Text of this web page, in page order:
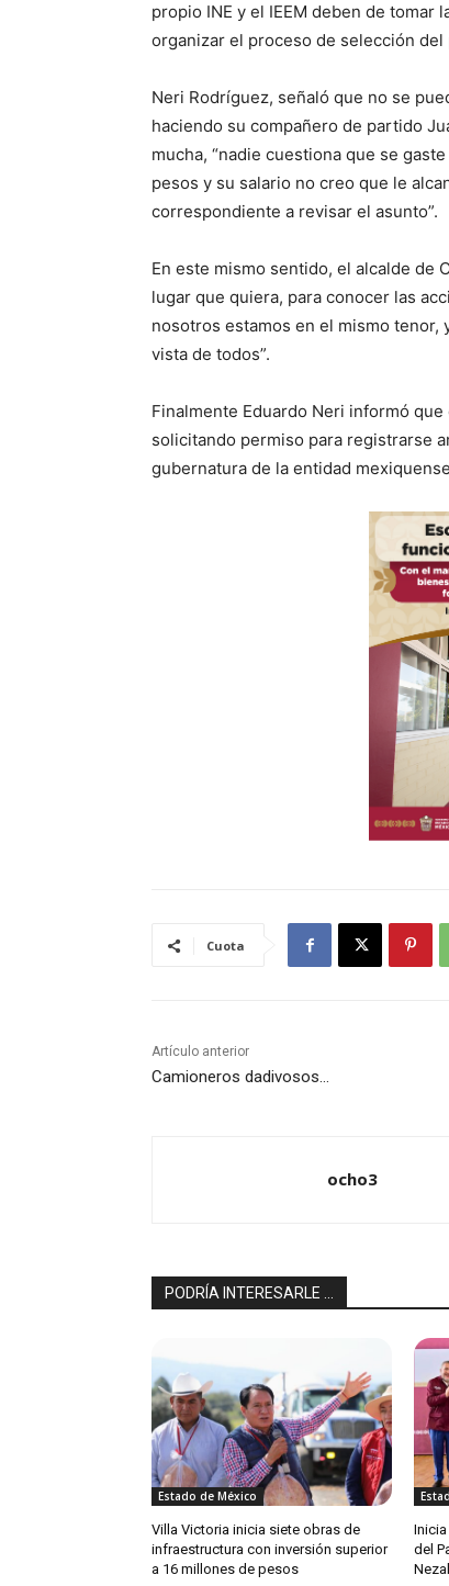
propio INE y el IEEM deben de tomar
organizar el proceso de selección
Neri Rodríguez, señaló que no se
haciendo su compañero de partido
mucha, “nadie cuestiona que se
pesos y su salario no creo que le
correspondiente a revisar el asunto”.
En este mismo sentido, el alcalde de
lugar que quiera, para conocer las
nosotros estamos en el mismo tenor,
vista de todos”.
Finalmente Eduardo Neri informó
solicitando permiso para registrarse
gubernatura de la entidad
Cuota
Artículo anterior
Camioneros dadivosos…
ocho3
PODRÍA INTERESARLE ...
Estado de México
Villa Victoria inicia siete obras de
infraestructura con inversión superior
a 16 millones de pesos
del